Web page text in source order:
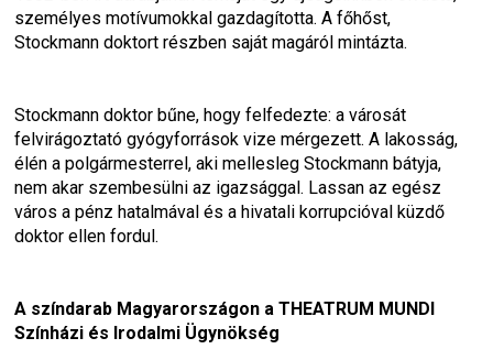
személyes motívumokkal gazdagította. A főhőst,
Stockmann doktort részben saját magáról mintázta.
Stockmann doktor bűne, hogy felfedezte: a városát
felvirágoztató gyógyforrások vize mérgezett. A lakosság,
élén a polgármesterrel, aki mellesleg Stockmann bátyja,
nem akar szembesülni az igazsággal. Lassan az egész
város a pénz hatalmával és a hivatali korrupcióval küzdő
doktor ellen fordul.
A színdarab Magyarországon a THEATRUM MUNDI
Színházi és Irodalmi Ügynökség